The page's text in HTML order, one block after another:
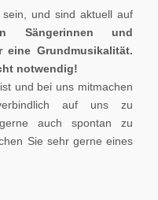
und sind aktuell auf
Sängerinnen und
eine Grundmusikalität.
notwendig!
und bei uns mitmachen
auf uns zu
auch spontan zu
Sie sehr gerne eines